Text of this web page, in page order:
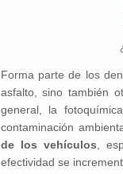
Forma parte de los
asfalto, sino también
general, la
contaminación
de los vehículos ,
efectividad se